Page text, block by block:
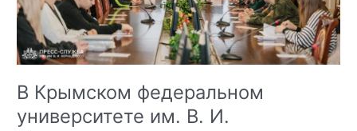
Комплексного
плана
противодействия
идеологии
в
РФ»
В Крымском федеральном
университете им. В. И.